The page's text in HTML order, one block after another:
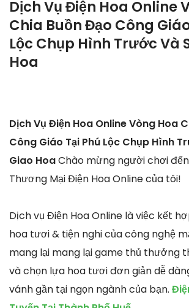
Dịch Vụ Điện Hoa Online
Chia Buồn Đạo Công
Lộc Chụp Hình Trước Và
Hoa
Dịch Vụ Điện Hoa Online Vòng Hoa
Công Giáo Tại Phú Lộc Chụp Hình
Giao HoaChào mừng người chơi
Thương Mại Điện Hoa Online của tôi!
Dịch vụ Điện Hoa Online là việc kết
hoa tươi & tiện nghi của công nghệ
mang lại mang lại game thủ thưởng
và chọn lựa hoa tươi đơn giản dễ
vánh gần tại ngọn ngành của bạn.